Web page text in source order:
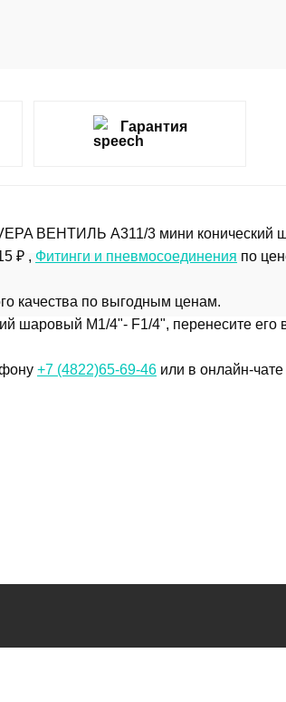
ВЕНТИЛЬ A311/3 мини
₽ , Фитинги и пневмосоединения по
качества по выгодным ценам.
шаровый M1/4"- F1/4", перенесите его
+7 (4822)65-69-46 или в онлайн-
Гарантия